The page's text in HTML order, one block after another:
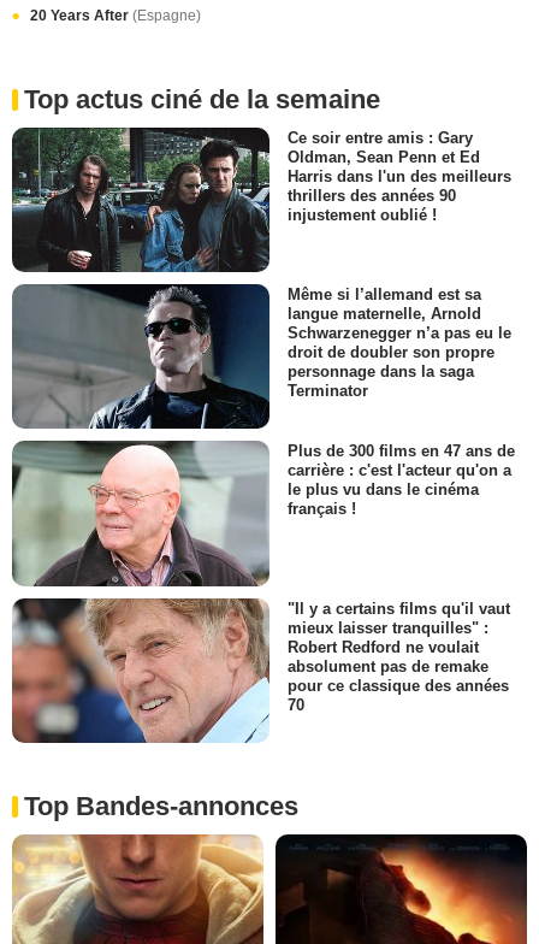
20 Years After (Espagne)
Top actus ciné de la semaine
Ce soir entre amis : Gary
Oldman, Sean Penn et Ed
Harris dans l'un des meilleurs
thrillers des années 90
injustement oublié !
Même si l’allemand est sa
langue maternelle, Arnold
Schwarzenegger n’a pas eu le
droit de doubler son propre
personnage dans la saga
Terminator
Plus de 300 films en 47 ans de
carrière : c'est l'acteur qu'on a
le plus vu dans le cinéma
français !
"Il y a certains films qu'il vaut
mieux laisser tranquilles" :
Robert Redford ne voulait
absolument pas de remake
pour ce classique des années
70
Top Bandes-annonces